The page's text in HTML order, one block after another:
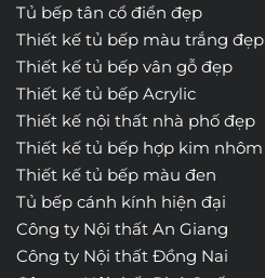
Tủ bếp tân cổ điển đẹp
Thiết kế tủ bếp màu trắng đẹp
Thiết kế tủ bếp vân gỗ đẹp
Thiết kế tủ bếp Acrylic
Thiết kế nội thất nhà phố đẹp
Thiết kế tủ bếp hợp kim nhôm
Thiết kế tủ bếp màu đen
Tủ bếp cánh kính hiện đại
Công ty Nội thất An Giang
Công ty Nội thất Đồng Nai